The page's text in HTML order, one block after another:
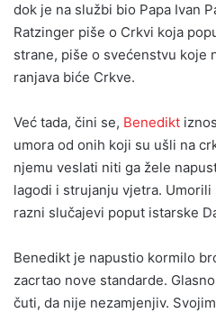
dok je na službi bio Papa Ivan
Ratzinger piše o Crkvi koja
strane, piše o svećenstvu koje
ranjava biće Crkve.
Već tada, čini se, Benedikt
umora od onih koji su ušli na
njemu veslati niti ga žele
lagodi i strujanju vjetra. Umorili
razni slučajevi poput istarske
Benedikt je napustio kormilo
zacrtao nove standarde.
čuti, da nije nezamjenjiv.